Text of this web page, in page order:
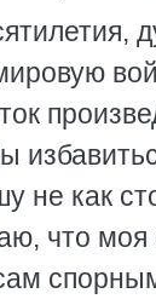
не как
что